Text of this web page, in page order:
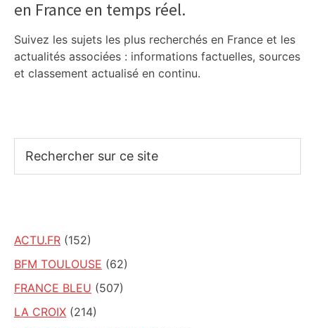
en France en temps réel.
Suivez les sujets les plus recherchés en France et les
actualités associées : informations factuelles, sources
et classement actualisé en continu.
sur
ACTU.FR (152)
BFM TOULOUSE (62)
FRANCE BLEU (507)
LA CROIX (214)